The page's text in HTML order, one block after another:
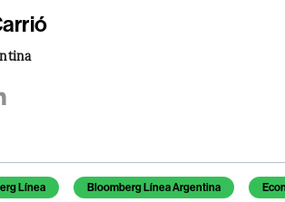
Línea Bloomberg Línea Argentina